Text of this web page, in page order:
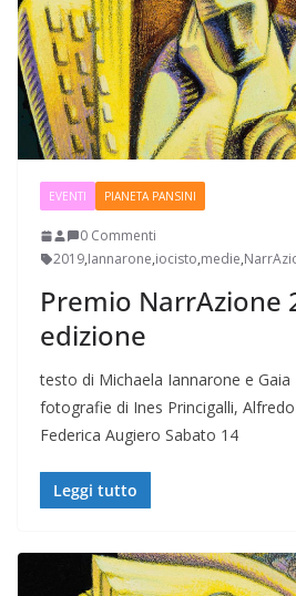
EVENTI PIANETA PANSINI
0 Commenti
2019,Iannarone,iocisto,medie,
Premio NarrAzione
edizione
testo di Michaela Iannarone e Gaia
fotografie di Ines Princigalli,
Federica Augiero Sabato 14
Leggi tutto